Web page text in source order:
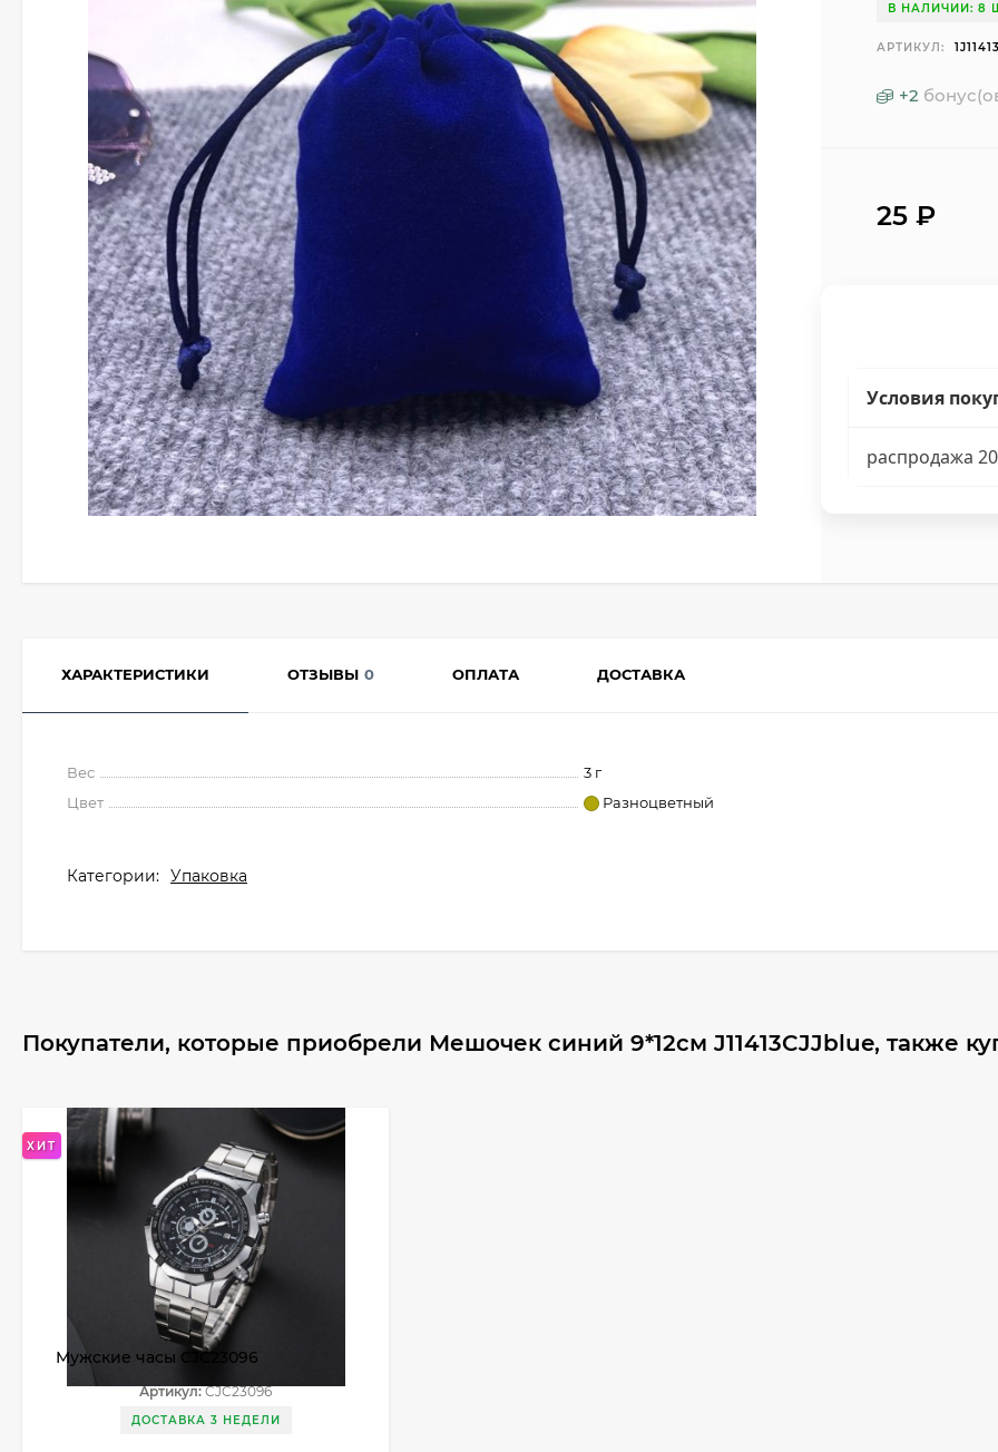
В НАЛИЧИИ: 8
АРТИКУЛ:
+2
25₽
Условия
распродажа
ХАРАКТЕРИСТИКИ ОТЗЫВЫ 0 ОПЛАТА ДОСТАВКА
Вес
3 г
Цвет
Разноцветный
Категории: Упаковка
Покупатели, которые приобрели Мешочек синий 9*12см J11413CJJblue, также
ХИТ
Мужские часы CJC23096
Артикул:CJC23096
ДОСТАВКА 3 НЕДЕЛИ